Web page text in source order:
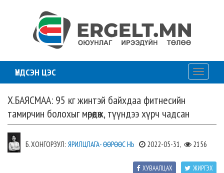
ҮНДСЭН ЦЭС
Toggle
Х.БАЯСМАА: 95 кг жинтэй байхдаа фитнесийн
тамирчин болохыг мөрөөдөж, түүндээ хүрч чадсан
Б. ХОНГОРЗУЛ: ЯРИЛЦЛАГА- ӨӨРӨӨС НЬ 2022-05-31, 2156
ЖИРГЭХ
ХУВААЛЦАХ